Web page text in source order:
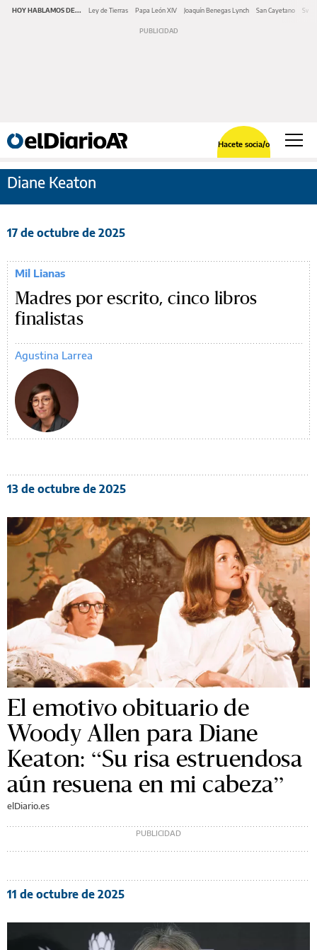
HOY HABLAMOS DE... Ley de Tierras Papa León XIV Joaquín Benegas Lynch San Cayetano
Hacete socia/o
Diane Keaton
17 de octubre de 2025
Mil Lianas
Madres por escrito, cinco libros
finalistas
Agustina Larrea
13 de octubre de 2025
El emotivo obituario de
Woody Allen para Diane
Keaton: “Su risa estruendosa
aún resuena en mi cabeza”
elDiario.es
11 de octubre de 2025